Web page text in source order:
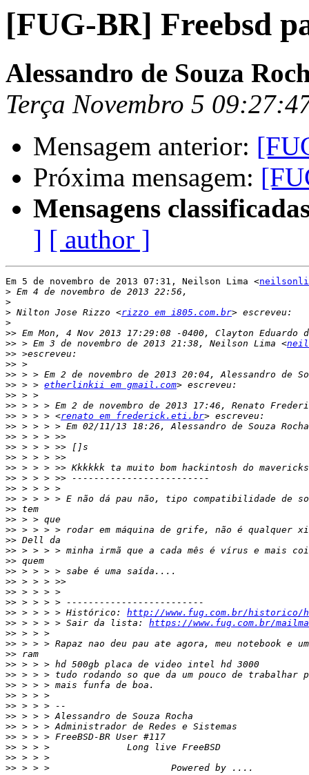
[FUG-BR] Freebsd
Alessandro de Souza
Terça Novembro 5
Mensagem anterior:
Próxima mensagem:
Mensagens
] [ author ]
Em 5 de novembro de 2013 07:31, Neilson Lima <
>
>
> Nilton Jose Rizzo <rizzo em i805.com.br
>
>>
>> > Em 3 de novembro de 2013 21:38, Neilson Lima <
>>
>>
>>
>> > > etherlinkii em gmail.com
>>
>>
>> > > > <renato em frederick.eti.br
>>
>>
>>
>>
>>
>>
>>
>>
>>
>>
>>
>>
>>
>>
>>
>>
>>
>>
>> > > > > Histórico: http://www.fug.com.br/historico/
>> > > > > Sair da lista: https://www.fug.com.br/
>>
>>
>>
>>
>>
>>
>>
>>
>>
>>
>>
>>
>>
>>